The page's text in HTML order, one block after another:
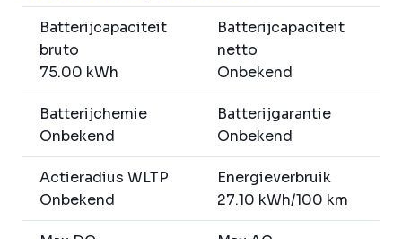
Batterijcapaciteit
bruto
75.00 kWh
Batterijcapaciteit
netto
Onbekend
Batterijchemie
Onbekend
Batterijgarantie
Onbekend
Actieradius WLTP
Onbekend
Energieverbruik
27.10 kWh/100 km